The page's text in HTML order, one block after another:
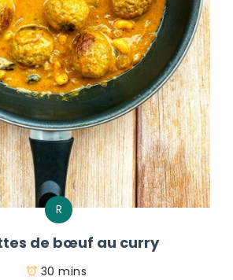
R
de bœuf au curry
30 mins